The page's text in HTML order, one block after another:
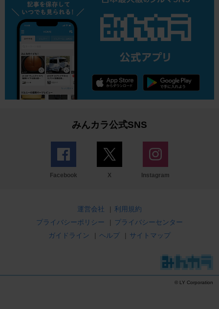
みんカラ公式SNS
Facebook X Instagram
運営会社 | 利用規約
プライバシーポリシー
| プライバシーセンター
ガイドライン
| ヘルプ | サイトマップ
© LY Corporation